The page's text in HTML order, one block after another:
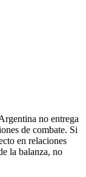
no entrega
de combate. Si
en relaciones
la balanza, no